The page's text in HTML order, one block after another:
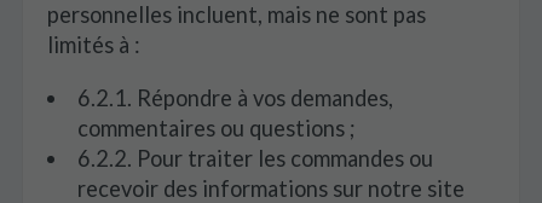
personnelles incluent, mais ne sont pas
limités à :
6.2.1. Répondre à vos demandes,
commentaires ou questions ;
6.2.2. Pour traiter les commandes ou
recevoir des informations sur notre site